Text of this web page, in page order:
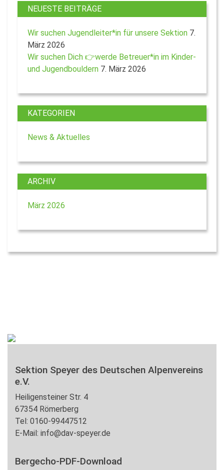
NEUESTE BEITRÄGE
Wir suchen Jugendleiter*in für unsere Sektion 7.
März 2026
Wir suchen Dich 👉werde Betreuer*in im Kinder-
und Jugendbouldern 7. März 2026
KATEGORIEN
News & Aktuelles
ARCHIV
März 2026
Sektion Speyer des Deutschen Alpenvereins
e.V.
Heiligensteiner Str. 4
67354 Römerberg
Tel: 0160-99447512
E-Mail: info@dav-speyer.de
Bergecho-PDF-Download